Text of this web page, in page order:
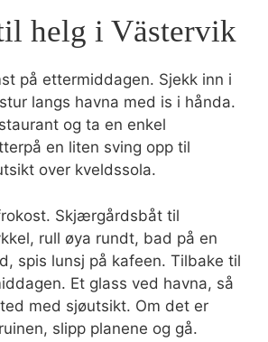
helg i Västervik
på ettermiddagen. Sjekk inn i
langs havna med is i hånda.
og ta en enkel
en liten sving opp til
over kveldssola.
Skjærgårdsbåt til
rull øya rundt, bad på en
spis lunsj på kafeen. Tilbake til
Et glass ved havna, så
med sjøutsikt. Om det er
slipp planene og gå.